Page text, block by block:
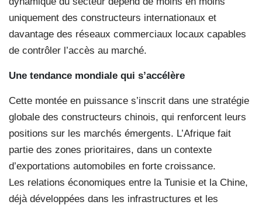
uniquement des constructeurs internationaux et
davantage des réseaux commerciaux locaux capables
de contrôler l’accès au marché.
Une tendance mondiale qui s’accélère
Cette montée en puissance s’inscrit dans une stratégie
globale des constructeurs chinois, qui renforcent leurs
positions sur les marchés émergents. L’Afrique fait
partie des zones prioritaires, dans un contexte
d’exportations automobiles en forte croissance.
Les relations économiques entre la Tunisie et la Chine,
déjà développées dans les infrastructures et les